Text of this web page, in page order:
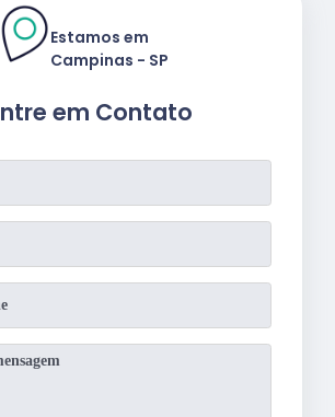
em Contato
Estamos em
Campinas - SP